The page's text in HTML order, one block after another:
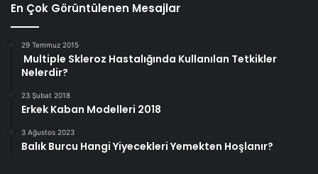
En Çok Görüntülenen Mesajlar
29 Temmuz 2015
Multiple Skleroz Hastalığında Kullanılan Tetkikler
Nelerdir?
23 Şubat 2018
Erkek Kaban Modelleri 2018
3 Ağustos 2023
Balık Burcu Hangi Yiyecekleri Yemekten Hoşlanır?